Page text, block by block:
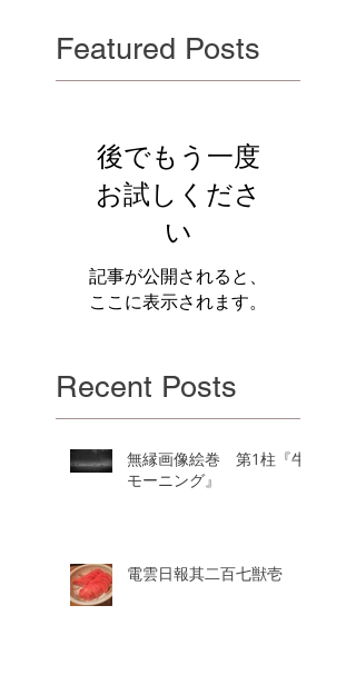
Featured Posts
後でもう一度
お試しくださ
い
記事が公開されると、
ここに表示されます。
Recent Posts
無縁画像絵巻 第1柱『牛
モーニング』
電雲日報其二百七獣壱